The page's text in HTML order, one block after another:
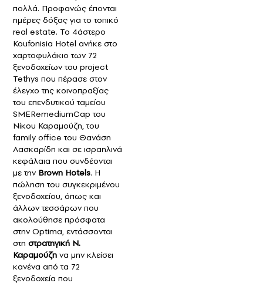
πολλά. Προφανώς έπονται
ημέρες δόξας για το τοπικό
real estate. Το 4άστερο
Koufonisia Hotel ανήκε στο
χαρτοφυλάκιο των 72
ξενοδοχείων του project
Tethys που πέρασε στον
έλεγχο της κοινοπραξίας
του επενδυτικού ταμείου
SMERemediumCap του
Νίκου Καραμούζη, του
family office του Θανάση
Λασκαρίδη και σε ισραηλινά
κεφάλαια που συνδέονται
με την Brown Hotels. H
πώληση του συγκεκριμένου
ξενοδοχείου, όπως και
άλλων τεσσάρων που
ακολούθησε πρόσφατα
στην Optima, εντάσσονται
στη στρατηγική Ν.
Καραμούζη να μην κλείσει
κανένα από τα 72
ξενοδοχεία που